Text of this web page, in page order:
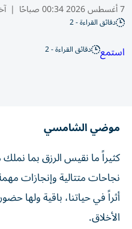
7 أغسطس 2026 00:34 صباحًا |
دقائق القراءة - 2
استمع دقائق القراءة - 2
موضي الشامسي
كثيراً ما نقيس الرزق بما
نجاحات متتالية وإنجازات
أثراً في حياتنا، باقية ولها
الأخلاق.